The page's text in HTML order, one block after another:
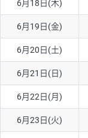
ソ/円は10万通貨単位。
6月18日(木)
6月19日(金)
6月20日(土)
6月21日(日)
6月22日(月)
6月23日(火)